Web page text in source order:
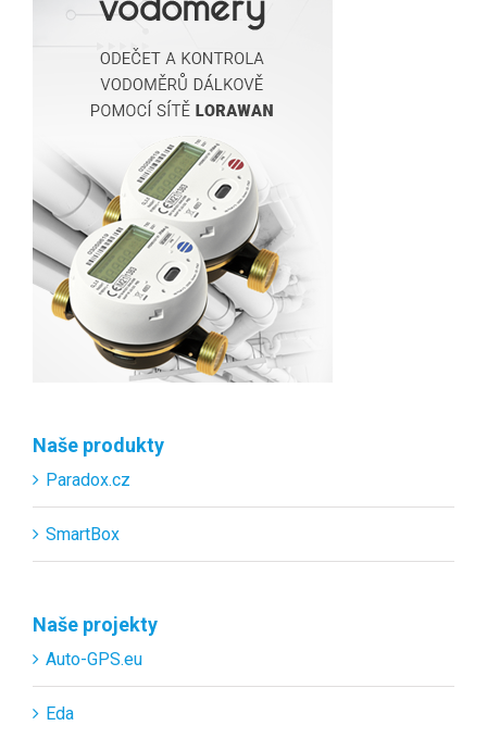
Naše produkty
Paradox.cz
SmartBox
Naše projekty
Auto-GPS.eu
Eda